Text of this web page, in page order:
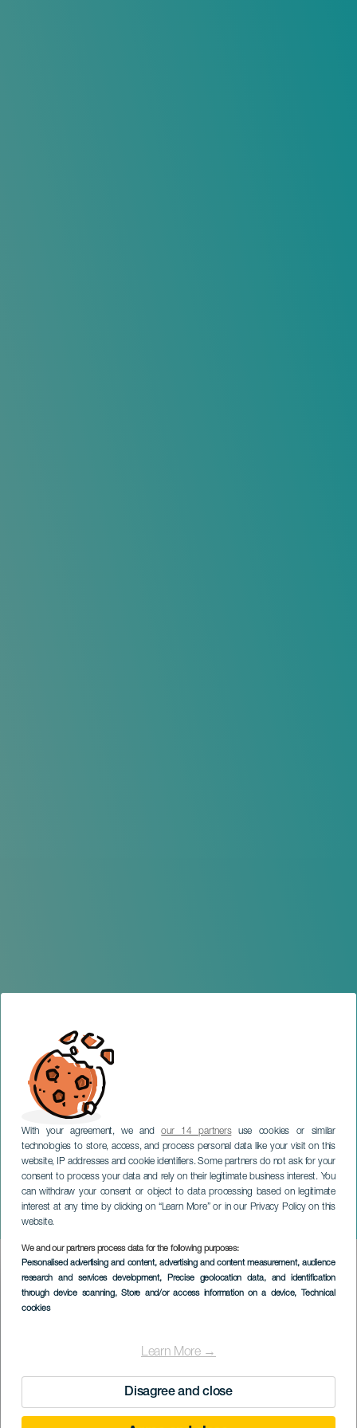
With your agreement, we andour 14 partnersuse cookies or similar
technologies to store, access, and process personal data like your visit on this
website, IP addresses and cookie identifiers. Some partners do not ask for your
consent to process your data and rely on their legitimate business interest. You
can withdraw your consent or object to data processing based on legitimate
interest at any time by clicking on “Learn More” or in our Privacy Policy on this
website.
We and our partners process data for the following purposes:
Personalised advertising and content, advertising and content measurement, audience
research and services development, Precise geolocation data, and identification
through device scanning, Store and/or access information on a device, Technical
cookies
Learn More →
Disagree and close
Sunbeat LPA
GRAN CANARIA
Imagen
Listado